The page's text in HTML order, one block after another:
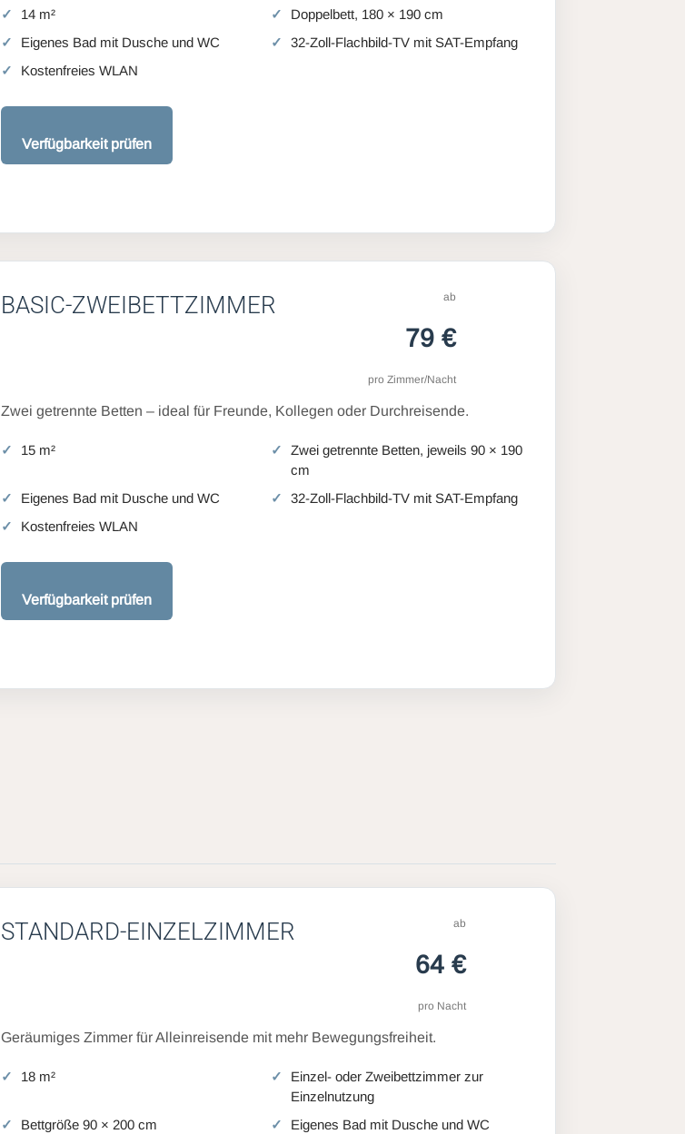
14 m²
Doppelbett, 180 × 190 cm
Eigenes Bad mit Dusche und WC
32-Zoll-Flachbild-TV mit SAT-Empfang
Kostenfreies WLAN
Verfügbarkeit prüfen
BASIC-ZWEIBETTZIMMER ab
79 €
pro Zimmer/Nacht
Zwei getrennte Betten – ideal für Freunde, Kollegen oder Durchreisende.
15 m²
Zwei getrennte Betten, jeweils 90 × 190
cm
Eigenes Bad mit Dusche und WC
32-Zoll-Flachbild-TV mit SAT-Empfang
Kostenfreies WLAN
Verfügbarkeit prüfen
STANDARD-EINZELZIMMER ab
64 €
pro Nacht
Geräumiges Zimmer für Alleinreisende mit mehr Bewegungsfreiheit.
18 m²
Einzel- oder Zweibettzimmer zur
Einzelnutzung
Bettgröße 90 × 200 cm
Eigenes Bad mit Dusche und WC